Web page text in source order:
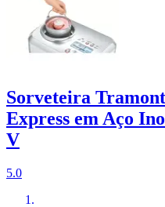
Sorveteira
Express em Aço
V
5.0